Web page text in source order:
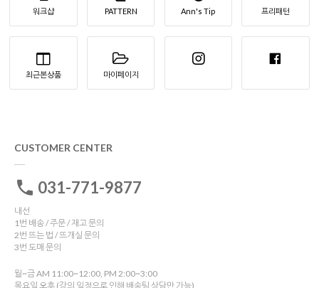
워크샵 PATTERN Ann's Tip 프리패턴
최근본상품 마이페이지
CUSTOMER CENTER
031-771-9877
내선
1번 배송 / 주문 / 재고 문의
2번 뜨는 법 / 뜨개실 문의
3번 도매 문의
월~금 AM 11:00~12:00, PM 2:00~3:00
목요일 오후 (강의 일정으로 인해 배송팀 상담만 가능)